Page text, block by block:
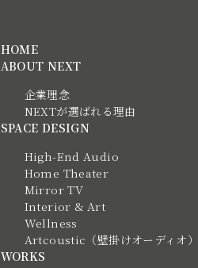
HOME
ABOUT NEXT
企業理念
NEXTが選ばれる理由
SPACE DESIGN
High-End Audio
Home Theater
Mirror TV
Interior & Art
Wellness
Artcoustic（壁掛けオーディオ）
WORKS